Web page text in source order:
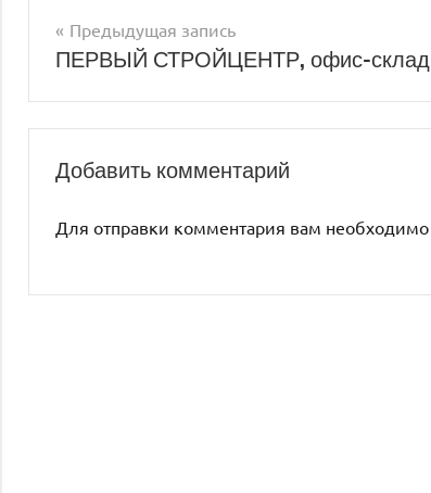
Навигация
по
записям
Предыдущая запись
ПЕРВЫЙ СТРОЙЦЕНТР, офис-склад
Добавить комментарий
Для отправки комментария вам необходимо